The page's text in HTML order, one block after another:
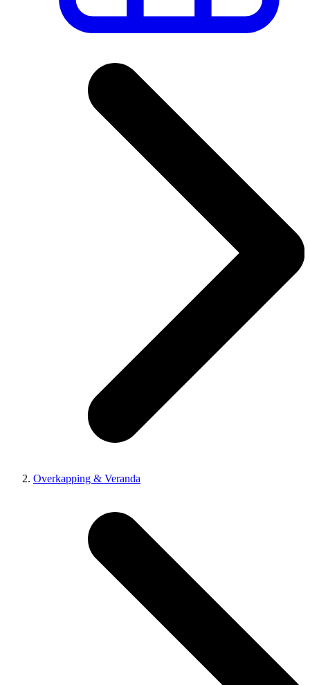
Overkapping & Veranda